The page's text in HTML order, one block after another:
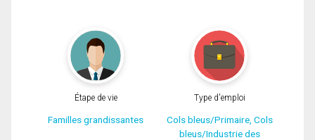
Étape de vie
Familles grandissantes
Type d'emploi
Cols bleus/Primaire, Cols
bleus/Industrie des